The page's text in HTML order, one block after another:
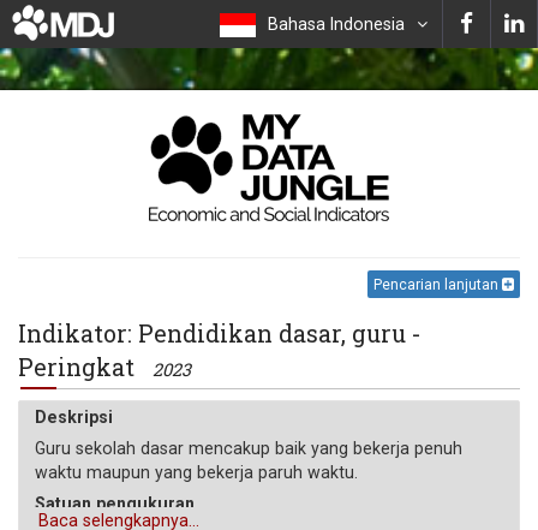
Bahasa Indonesia
Pencarian lanjutan
Indikator: Pendidikan dasar, guru -
Peringkat
2023
Deskripsi
Guru sekolah dasar mencakup baik yang bekerja penuh
waktu maupun yang bekerja paruh waktu.
Satuan pengukuran
Baca selengkapnya...